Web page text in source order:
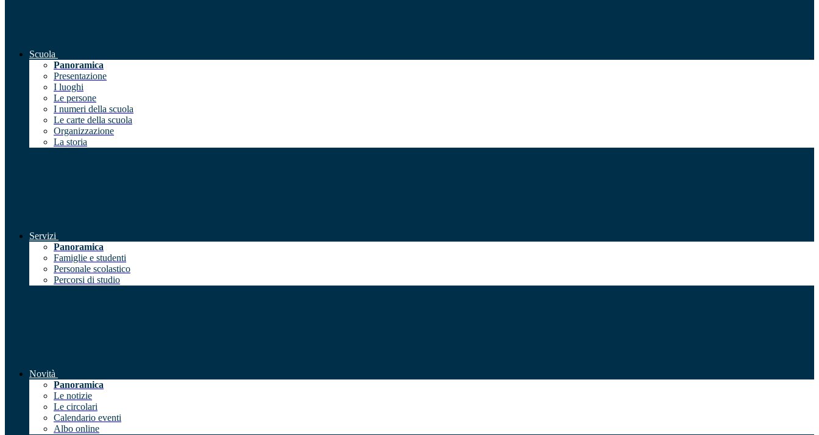
Scuola
Panoramica
Presentazione
I luoghi
Le persone
I numeri della scuola
Le carte della scuola
Organizzazione
La storia
Servizi
Panoramica
Famiglie e studenti
Personale scolastico
Percorsi di studio
Novità
Panoramica
Le notizie
Le circolari
Calendario eventi
Albo online